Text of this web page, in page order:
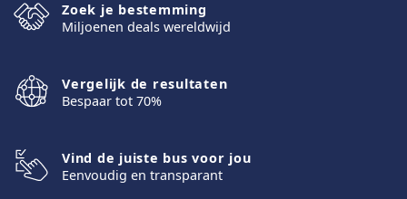
Zoek je bestemming
Miljoenen deals wereldwijd
Vergelijk de resultaten
Bespaar tot 70%
Vind de juiste bus voor jou
Eenvoudig en transparant